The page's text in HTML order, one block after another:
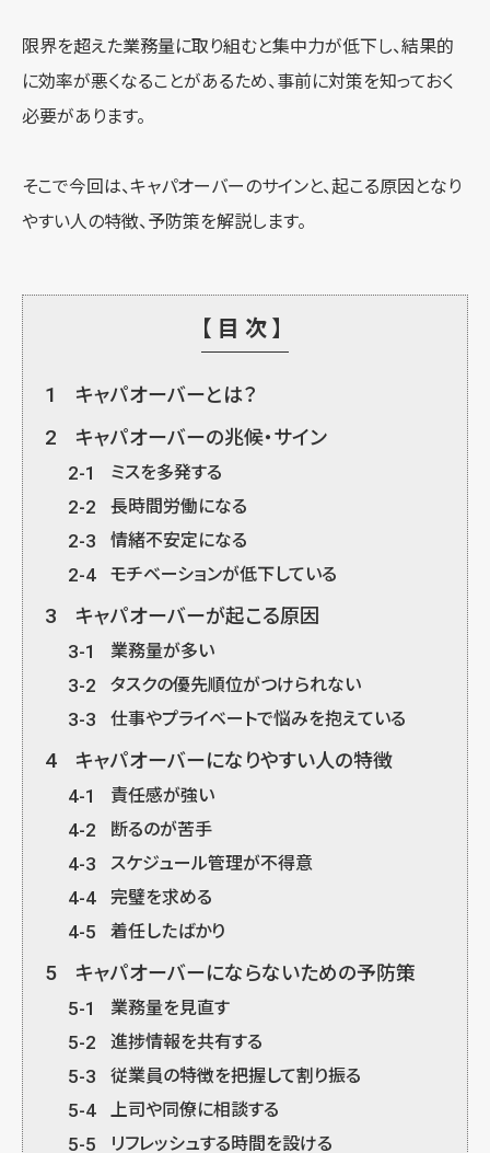
限界を超えた業務量に取り組むと集中力が低下し、結果的
に効率が悪くなることがあるため、事前に対策を知っておく
必要があります。
そこで今回は、キャパオーバーのサインと、起こる原因となり
やすい人の特徴、予防策を解説します。
【目次】
1 キャパオーバーとは？
2 キャパオーバーの兆候・サイン
2-1 ミスを多発する
2-2 長時間労働になる
2-3 情緒不安定になる
2-4 モチベーションが低下している
3 キャパオーバーが起こる原因
3-1 業務量が多い
3-2 タスクの優先順位がつけられない
3-3 仕事やプライベートで悩みを抱えている
4 キャパオーバーになりやすい人の特徴
4-1 責任感が強い
4-2 断るのが苦手
4-3 スケジュール管理が不得意
4-4 完璧を求める
4-5 着任したばかり
5 キャパオーバーにならないための予防策
5-1 業務量を見直す
5-2 進捗情報を共有する
5-3 従業員の特徴を把握して割り振る
5-4 上司や同僚に相談する
5-5 リフレッシュする時間を設ける